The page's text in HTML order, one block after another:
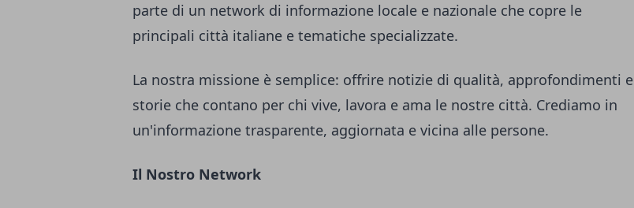
parte di un network di informazione locale e nazionale che copre le
principali città italiane e tematiche specializzate.
La nostra missione è semplice: offrire notizie di qualità, approfondimenti e
storie che contano per chi vive, lavora e ama le nostre città. Crediamo in
un'informazione trasparente, aggiornata e vicina alle persone.
Il Nostro Network